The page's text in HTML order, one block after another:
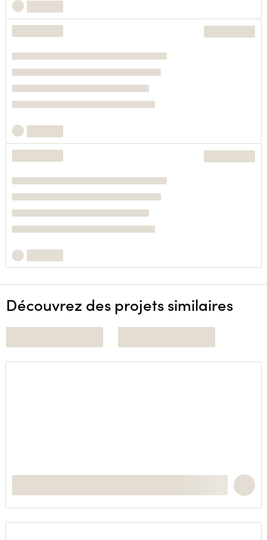
Découvrez des projets similaires